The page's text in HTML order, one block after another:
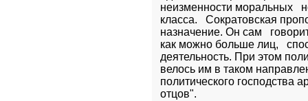
неизменности моральных
класса.   Сократовская
назначение. Он сам
как можно больше лиц,
деятельность. При этом
велось им в таком
политического господства
отцов".